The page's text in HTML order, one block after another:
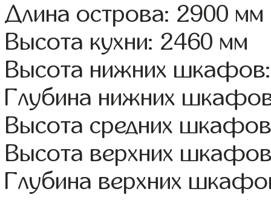
Длина острова: 2900 мм
Высота кухни: 2460 мм
Высота нижних
Глубина нижних
Высота средних
Высота верхних
Глубина верхних